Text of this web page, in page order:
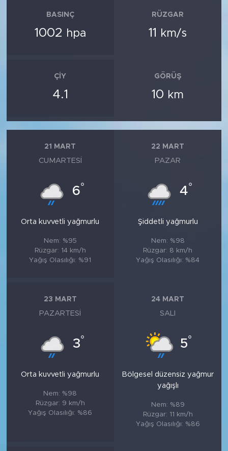
BASINÇ
1002 hpa
RÜZGAR
11 km/s
ÇIY
4.1
GÖRÜŞ
10 km
21 MART
CUMARTESI
6°
Orta kuvvetli yağmurlu
Nem: %95
Rüzgar: 14 km/h
Yağış Olasılığı: %91
22 MART
PAZAR
4°
Şiddetli yağmurlu
Nem: %98
Rüzgar: 8 km/h
Yağış Olasılığı: %84
23 MART
PAZARTESI
3°
Orta kuvvetli yağmurlu
Nem: %98
Rüzgar: 9 km/h
Yağış Olasılığı: %86
24 MART
SALI
5°
Bölgesel düzensiz yağmur
yağışlı
Nem: %89
Rüzgar: 11 km/h
Yağış Olasılığı: %86